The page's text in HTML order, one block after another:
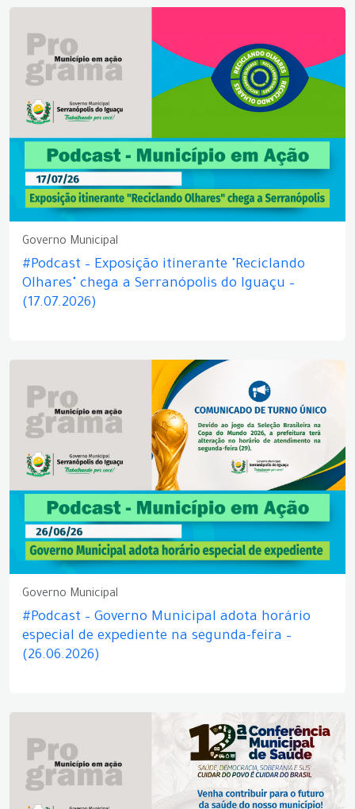
Governo Municipal
#Podcast – Exposição itinerante "Reciclando
Olhares" chega a Serranópolis do Iguaçu –
(17.07.2026)
Governo Municipal
#Podcast – Governo Municipal adota horário
especial de expediente na segunda-feira –
(26.06.2026)